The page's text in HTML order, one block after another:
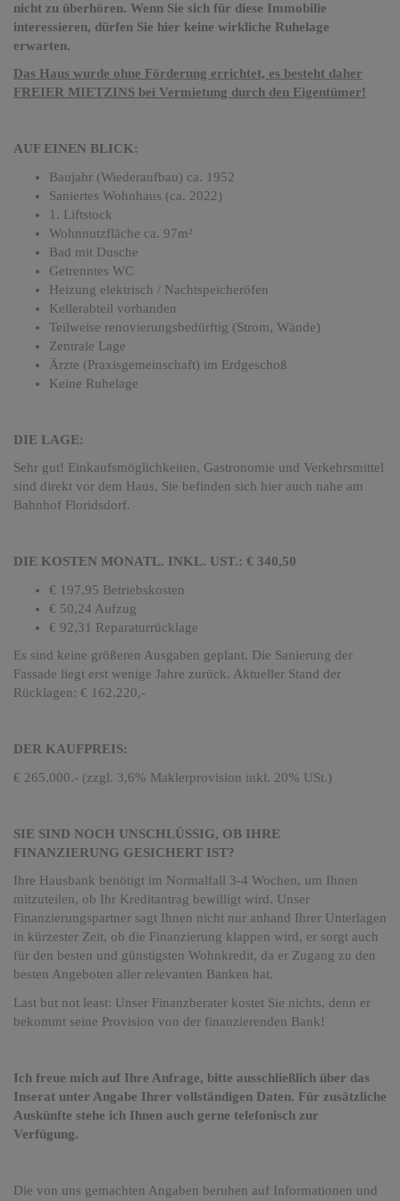
nicht zu überhören. Wenn Sie sich für diese Immobilie
interessieren, dürfen Sie hier keine wirkliche Ruhelage
erwarten.
Das Haus wurde ohne Förderung errichtet, es besteht daher
FREIER MIETZINS bei Vermietung durch den Eigentümer!
AUF EINEN BLICK:
Baujahr (Wiederaufbau) ca. 1952
Saniertes Wohnhaus (ca. 2022)
1. Liftstock
Wohnnutzfläche ca. 97m²
Bad mit Dusche
Getrenntes WC
Heizung elektrisch / Nachtspeicheröfen
Kellerabteil vorhanden
Teilweise renovierungsbedürftig (Strom, Wände)
Zentrale Lage
Ärzte (Praxisgemeinschaft) im Erdgeschoß
Keine Ruhelage
DIE LAGE:
Sehr gut! Einkaufsmöglichkeiten, Gastronomie und Verkehrsmittel
sind direkt vor dem Haus, Sie befinden sich hier auch nahe am
Bahnhof Floridsdorf.
DIE KOSTEN MONATL. INKL. UST.: € 340,50
€ 197,95 Betriebskosten
€ 50,24 Aufzug
€ 92,31 Reparaturrücklage
Es sind keine größeren Ausgaben geplant. Die Sanierung der
Fassade liegt erst wenige Jahre zurück. Aktueller Stand der
Rücklagen: € 162.220,-
DER KAUFPREIS:
€ 265.000.- (zzgl. 3,6% Maklerprovision inkl. 20% USt.)
SIE SIND NOCH UNSCHLÜSSIG, OB IHRE
FINANZIERUNG GESICHERT IST?
Ihre Hausbank benötigt im Normalfall 3-4 Wochen, um Ihnen
mitzuteilen, ob Ihr Kreditantrag bewilligt wird. Unser
Finanzierungspartner sagt Ihnen nicht nur anhand Ihrer Unterlagen
in kürzester Zeit, ob die Finanzierung klappen wird, er sorgt auch
für den besten und günstigsten Wohnkredit, da er Zugang zu den
besten Angeboten aller relevanten Banken hat.
Last but not least: Unser Finanzberater kostet Sie nichts, denn er
bekommt seine Provision von der finanzierenden Bank!
Ich freue mich auf Ihre Anfrage, bitte ausschließlich über das
Inserat unter Angabe Ihrer vollständigen Daten. Für zusätzliche
Auskünfte stehe ich Ihnen auch gerne telefonisch zur
Verfügung.
Die von uns gemachten Angaben beruhen auf Informationen und